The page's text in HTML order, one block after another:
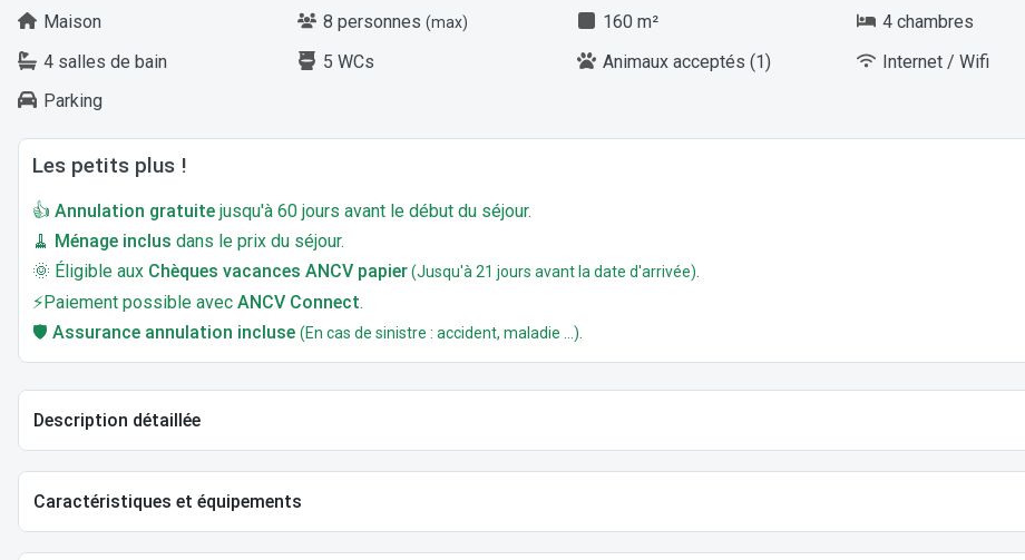
Maison 8 personnes (max) 160 m²
4 chambres
4 salles de bain
5 WCs Animaux acceptés (1)
Internet / Wifi
Parking
Les petits plus !
👍 Annulation gratuite jusqu'à 60 jours avant le début du séjour.
🧹 Ménage inclus dans le prix du séjour.
🌞 Éligible aux Chèques vacances ANCV papier(Jusqu'à 21 jours avant la date d'arrivée).
⚡Paiement possible avec ANCV Connect.
🛡️ Assurance annulation incluse (En cas de sinistre : accident, maladie ...).
Description détaillée
Caractéristiques et équipements